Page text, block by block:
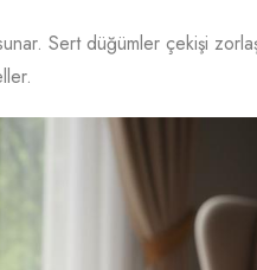
Sert düğümler çekişi